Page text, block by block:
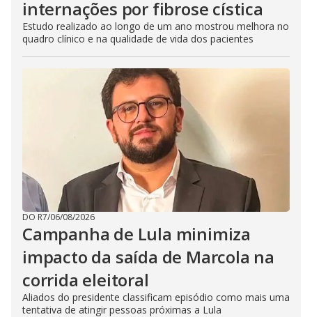
internações por fibrose cística
Estudo realizado ao longo de um ano mostrou melhora no
quadro clínico e na qualidade de vida dos pacientes
DO R7/06/08/2026
Campanha de Lula minimiza
impacto da saída de Marcola na
corrida eleitoral
Aliados do presidente classificam episódio como mais uma
tentativa de atingir pessoas próximas a Lula